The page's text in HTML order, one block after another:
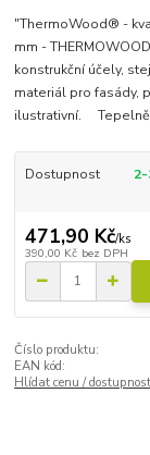
"ThermoWood® -
mm -
konstrukční účely,
materiál pro fasády,
ilustrativní. Tepelně
Dostupnost 2-
471,90 Kč/ks
390,00 Kč bez DPH
Číslo produktu:
EAN kód:
Hlídat cenu / dostupnost